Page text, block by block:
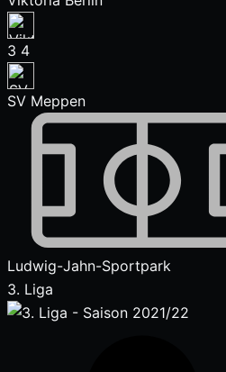
3 4
SV Meppen
Ludwig-Jahn-Sportpark
3. Liga